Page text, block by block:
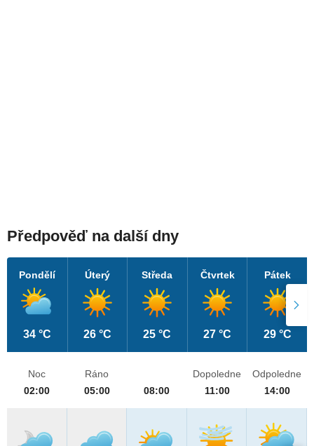
Předpověď na další dny
Pondělí
34 °C
Úterý
26 °C
Středa
25 °C
Čtvrtek
27 °C
Pátek
29 °C
Noc
02:00
Ráno
05:00
08:00
Dopoledne
11:00
Odpoledne
14:00